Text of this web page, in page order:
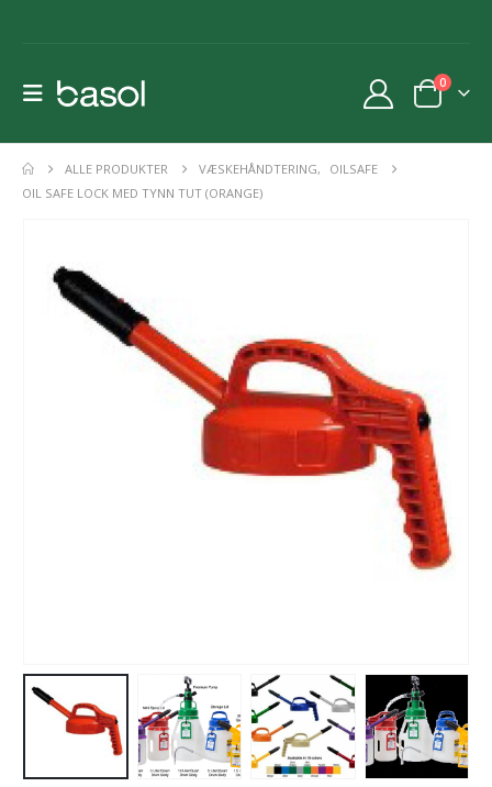
0
ALLE PRODUKTER VÆSKEHÅNDTERING,
OILSAFE
OIL SAFE LOCK MED TYNN TUT (ORANGE)